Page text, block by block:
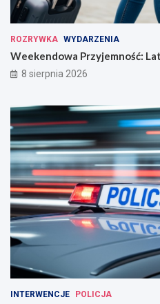
ROZRYWKA WYDARZENIA
Weekendowa Przyjemność:
8 sierpnia 2026
INTERWENCJE POLICJA